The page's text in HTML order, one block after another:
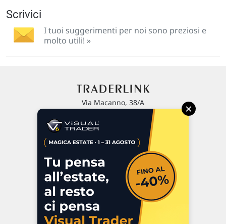
Scrivici
I tuoi suggerimenti per noi sono preziosi e
molto utili! »
Via Macanno, 38/A
P.IVA 02 452 460 401
Commenti e segnalazioni
Contattaci
×